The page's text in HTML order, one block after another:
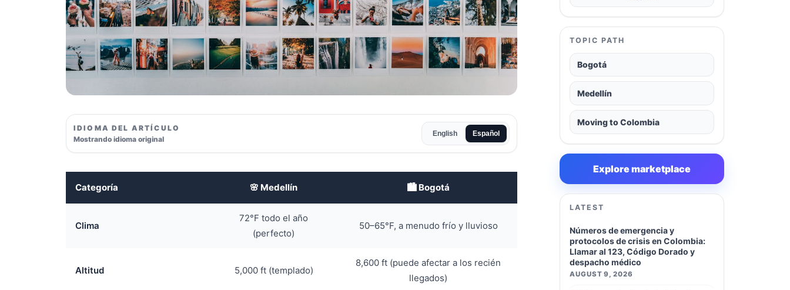
IDIOMA DEL ARTÍCULO
Mostrando idioma original
English Español
Categoría 🌸 Medellín 🏙️ Bogotá
Clima
72°F todo el año
(perfecto)
50–65°F, a menudo frío y lluvioso
Altitud 5,000 ft (templado)
8,600 ft (puede afectar a los recién
llegados)
TOPIC PATH
Bogotá
Medellín
Moving to Colombia
Explore marketplace
LATEST
Números de emergencia y
protocolos de crisis en Colombia:
Llamar al 123, Código Dorado y
despacho médico
AUGUST 9, 2026